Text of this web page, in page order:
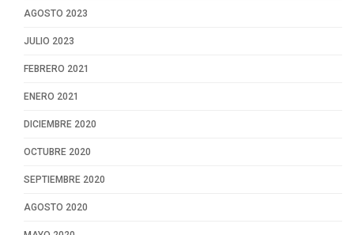
AGOSTO 2023
JULIO 2023
FEBRERO 2021
ENERO 2021
DICIEMBRE 2020
OCTUBRE 2020
SEPTIEMBRE 2020
AGOSTO 2020